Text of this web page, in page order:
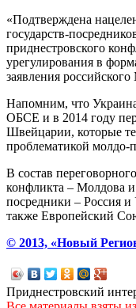
«Подтверждена
государств-
приднестровского
урегулирования в
заявления
Напомним, что Украина
ОБСЕ и в 2014 году
Швейцарии, которые
проблематикой молдо-
В состав
конфликта – Молдова
посредники – Россия
также Европейский
© 2013, «Новый
Приднестровский